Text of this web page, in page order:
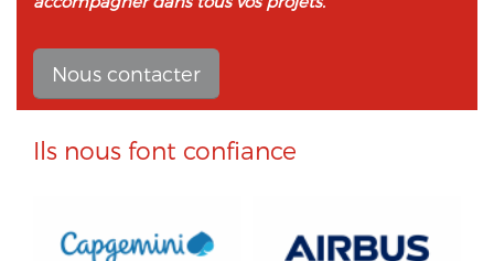
Nous contacter
Ils nous font confiance